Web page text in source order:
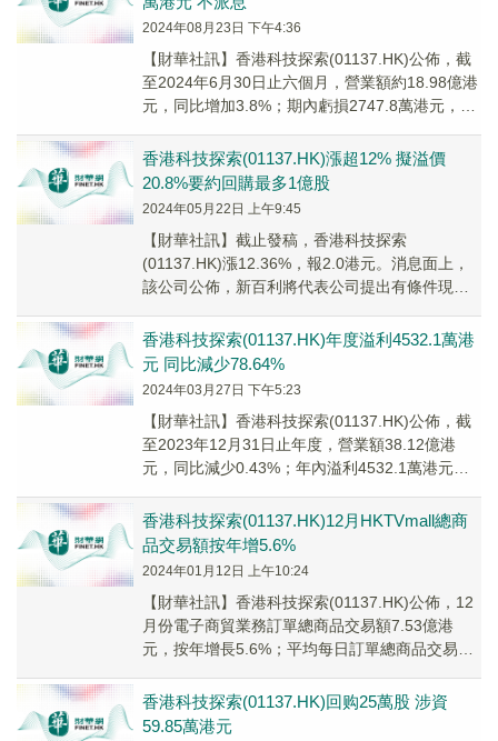
2024年08月23日 下午4:36
【財華社訊】香港科技探索(01137.HK)公佈，截
至2024年6月30日止六個月，營業額約18.98億港
元，同比增加3.8%；期內虧損2747.8萬港元，去
香港科技探索(01137.HK)漲超12% 擬溢價
20.8%要約回購最多1億股
2024年05月22日 上午9:45
【財華社訊】截止發稿，香港科技探索
(01137.HK)漲12.36%，報2.0港元。消息面上，
該公司公佈，新百利將代表公司提出有條件現金
香港科技探索(01137.HK)年度溢利4532.1萬港
元 同比減少78.64%
2024年03月27日 下午5:23
【財華社訊】香港科技探索(01137.HK)公佈，截
至2023年12月31日止年度，營業額38.12億港
元，同比減少0.43%；年內溢利4532.1萬港元，
香港科技探索(01137.HK)12月HKTVmall總商
品交易額按年增5.6%
2024年01月12日 上午10:24
【財華社訊】香港科技探索(01137.HK)公佈，12
月份電子商貿業務訂單總商品交易額7.53億港
元，按年增長5.6%；平均每日訂單總商品交易額
香港科技探索(01137.HK)回购25萬股 涉資
59.85萬港元